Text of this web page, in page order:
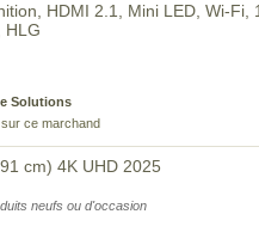
HDMI 2.1, Mini LED, Wi-Fi,
HLG
Solutions
ce marchand
cm) 4K UHD 2025
neufs ou d'occasion